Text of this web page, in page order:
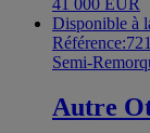
Disponible à
Semi-
Autre